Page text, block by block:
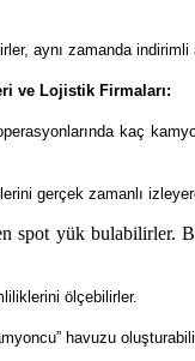
aynı zamanda
ve Lojistik Firmaları:
kaç
gerçek zamanlı
yük bulabilirler.
ölçebilirler.
havuzu